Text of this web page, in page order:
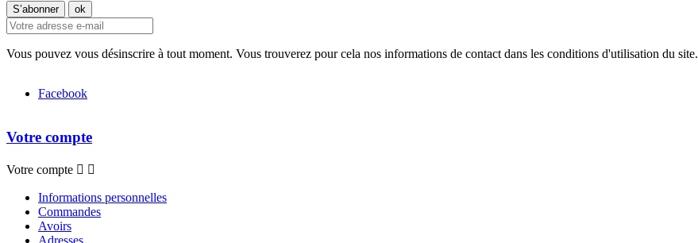
Vous pouvez vous désinscrire à tout moment. Vous trouverez pour cela nos informations de contact dans les conditions d'utilisation du site.
Facebook
Votre compte
Votre compte  
Informations personnelles
Commandes
Avoirs